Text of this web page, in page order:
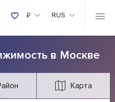
₽ RUS
в Москве
Карта